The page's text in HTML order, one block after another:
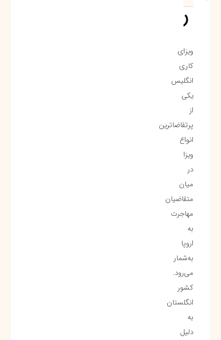
ویزای
کاری
انگلیس
یکی
از
پرتقاضاترین
انواع
ویزا
در
میان
متقاضیان
مهاجرت
به
اروپا
به‌شمار
می‌رود.
کشور
انگلستان
به
دلیل